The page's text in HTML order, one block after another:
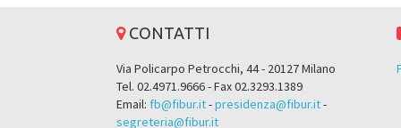
CONTATTI
Via Policarpo Petrocchi, 44 - 20127 Milano
Tel. 02.4971.9666 - Fax 02.3293.1389
Email: fb@fibur.it-presidenza@fibur.it-
segreteria@fibur.it